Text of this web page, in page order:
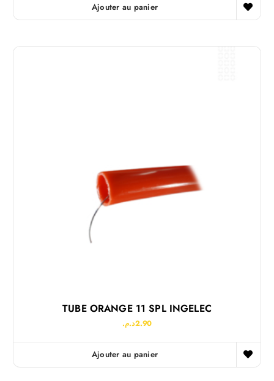
Ajouter au panier
TUBE ORANGE 11 SPL INGELEC
2.90د.م.
Ajouter au panier